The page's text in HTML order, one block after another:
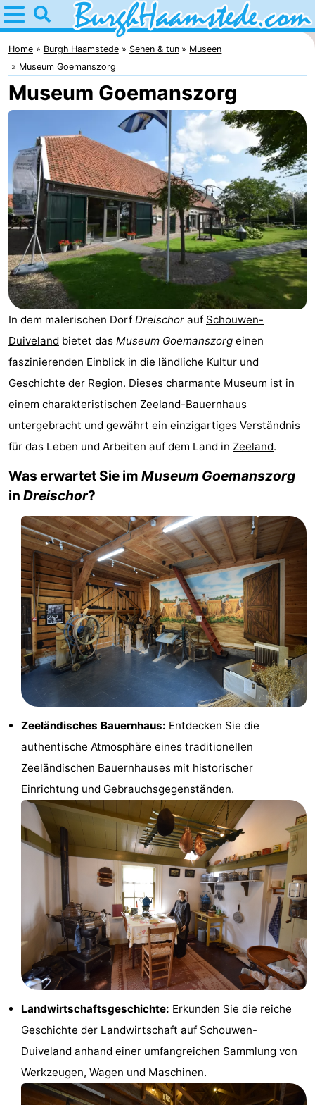
Home
Burgh
Haamstede
Tipps
Für
kindern
Natur
Kop
van
Schouwen
Übernachten
Appartements
Campingplätze
Ferienhäuser
-
Buitenheem
Duinoord
-
Ginsterveld
Julianahoeve
-
Resort
Haamstede
-
Résidence
Hof
van
Haamstede
Schouwen
Schouwse
Valleien
Wijde
Blick
Zeeuwse
Kust
van
Haamstede
Hotels
(mit
Frühstück)
Lastminutes
Strand
Sehen
Denkmäler
Mühlen
Aussichtspunkte
Attraktionen
Rundfahrten
Indoor-
Home Burgh Haamstede Sehen & tun
Museen
Museum Goemanszorg
Museum Goemanszorg
In dem malerischen Dorf Dreischor auf Schouwen-
Duiveland bietet das Museum Goemanszorg einen
faszinierenden Einblick in die ländliche Kultur und
Geschichte der Region. Dieses charmante Museum ist in
einem charakteristischen Zeeland-Bauernhaus
untergebracht und gewährt ein einzigartiges Verständnis
für das Leben und Arbeiten auf dem Land in Zeeland.
Was erwartet Sie im Museum Goemanszorg
in Dreischor?
Zeeländisches Bauernhaus: Entdecken Sie die
authentische Atmosphäre eines traditionellen
Zeeländischen Bauernhauses mit historischer
Einrichtung und Gebrauchsgegenständen.
Landwirtschaftsgeschichte: Erkunden Sie die reiche
Geschichte der Landwirtschaft auf Schouwen-
Duiveland anhand einer umfangreichen Sammlung von
Werkzeugen, Wagen und Maschinen.